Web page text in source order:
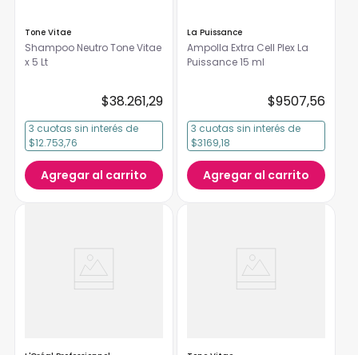
Tone Vitae
Shampoo Neutro Tone Vitae
x 5 Lt
$38.261,29
3 cuotas sin interés de
$12.753,76
Agregar al carrito
La Puissance
Ampolla Extra Cell Plex La
Puissance 15 ml
$9507,56
3 cuotas sin interés de
$3169,18
Agregar al carrito